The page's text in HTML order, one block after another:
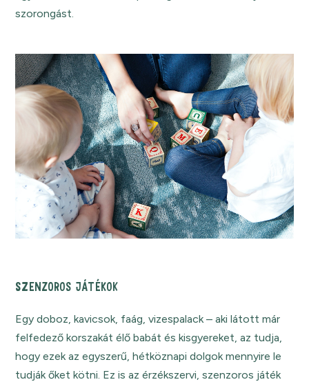
szorongást.
SZENZOROS JÁTÉKOK
Egy doboz, kavicsok, faág, vizespalack – aki látott már
felfedező korszakát élő babát és kisgyereket, az tudja,
hogy ezek az egyszerű, hétköznapi dolgok mennyire le
tudják őket kötni. Ez is az érzékszervi, szenzoros játék